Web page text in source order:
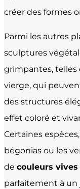
créer des formes
Parmi les autres
sculptures
grimpantes, telles
vierge, qui
des structures
effet coloré et
Certaines
bégonias ou les
de couleurs vives
parfaitement à